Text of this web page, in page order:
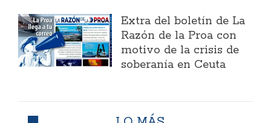
Extra del boletín de La
Razón de la Proa con
motivo de la crisis de
soberanía en Ceuta